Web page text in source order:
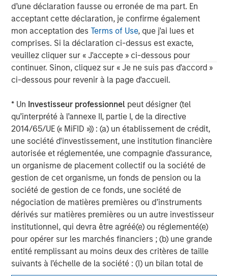
d’une déclaration fausse ou erronée de ma part. En
acceptant cette déclaration, je confirme également
mon acceptation desTerms of Use, que j'ai lues et
comprises. Si la déclaration ci-dessus est exacte,
veuillez cliquer sur « J'accepte » ci-dessous pour
continuer. Sinon, cliquez sur « Je ne suis pas d'accord »
ci-dessous pour revenir à la page d'accueil.
* Un Investisseur professionnel peut désigner (tel
qu’interprété à l’annexe II, partie I, de la directive
2014/65/UE (« MiFID »)) : (a) un établissement de crédit,
une société d'investissement, une institution financière
autorisée et réglementée, une compagnie d'assurance,
un organisme de placement collectif ou la société de
gestion de cet organisme, un fonds de pension ou la
société de gestion de ce fonds, une société de
négociation de matières premières ou d’instruments
dérivés sur matières premières ou un autre investisseur
institutionnel, qui devra être agréé(e) ou réglementé(e)
pour opérer sur les marchés financiers ; (b) une grande
entité remplissant au moins deux des critères de taille
suivants à l’échelle de la société : (I) un bilan total de
MSIM Spokesperson
Managing Director